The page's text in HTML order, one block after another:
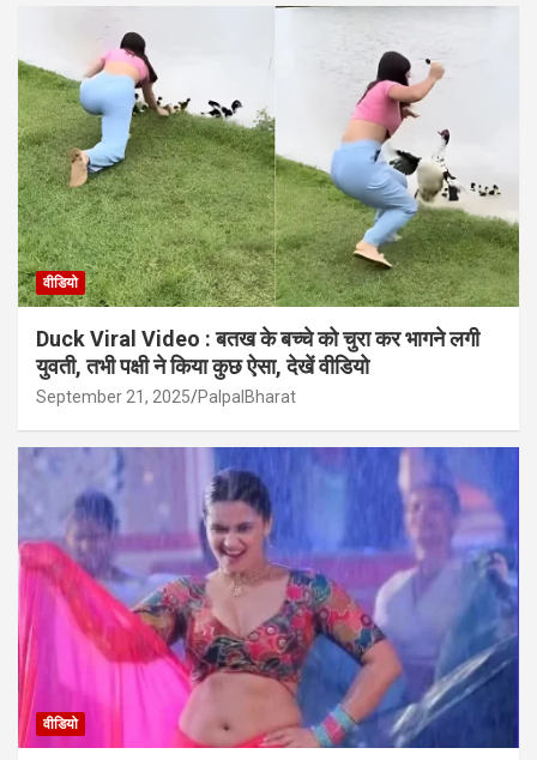
वीडियो
Duck Viral Video : बतख के बच्चे को चुरा कर भागने लगी
युवती, तभी पक्षी ने किया कुछ ऐसा, देखें वीडियो
September 21, 2025 PalpalBharat
वीडियो